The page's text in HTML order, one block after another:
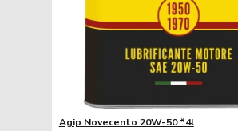
Agip Novecento 20W-50 *4l